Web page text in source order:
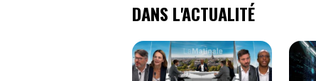
DANS L'ACTUALITÉ